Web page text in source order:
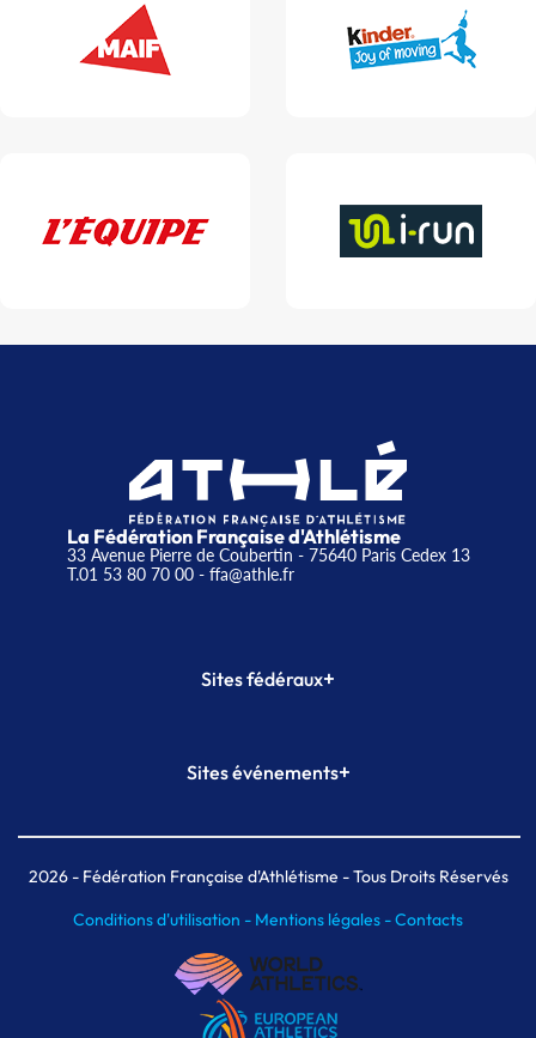
La Fédération Française d'Athlétisme
33 Avenue Pierre de Coubertin - 75640 Paris Cedex 13
T.01 53 80 70 00- ffa@athle.fr
Sites fédéraux+
Plateforme Formation
Sites événements+
Meeting de Paris indoor
MAIF Ekiden de Paris
2026- Fédération Française d'Athlétisme - Tous Droits Réservés
Conditions d'utilisation - Mentions légales -Contacts